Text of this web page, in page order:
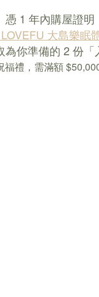
憑 1 年內購屋證明
大島樂眠
為你準備的 2 份「
福禮，需滿額